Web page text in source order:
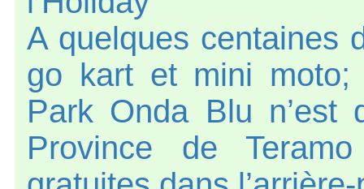
A quelques centaines
go kart et mini moto;
Park Onda Blu n’est
Province de